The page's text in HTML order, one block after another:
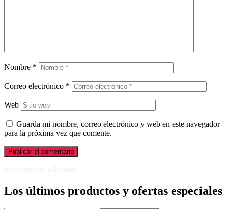
Nombre *
Correo electrónico *
Web
Guarda mi nombre, correo electrónico y web en este navegador
para la próxima vez que comente.
Los últimos productos y ofertas especiales